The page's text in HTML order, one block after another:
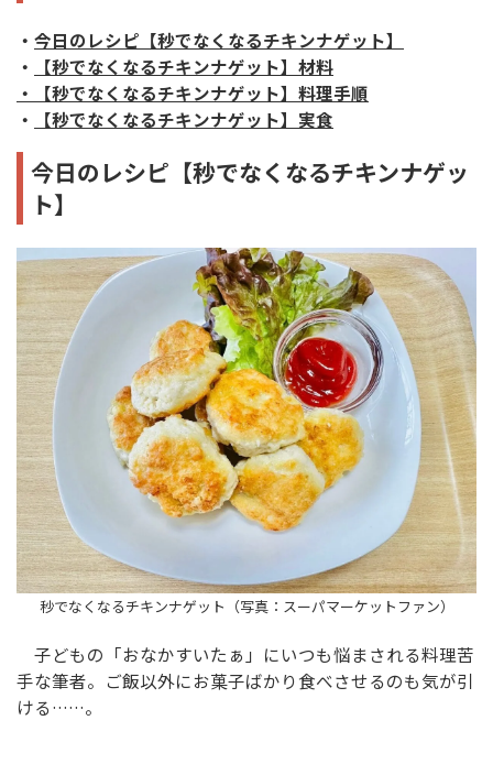
・ 今日のレシピ【秒でなくなるチキンナゲット】
・
【秒でなくなるチキンナゲット】材料
・【秒でなくなるチキンナゲット】料理手順
・
【秒でなくなるチキンナゲット】実食
今日のレシピ【秒でなくなるチキンナゲッ
ト】
秒でなくなるチキンナゲット（写真：スーパマーケットファン）
子どもの「おなかすいたぁ」にいつも悩まされる料理苦
手な筆者。ご飯以外にお菓子ばかり食べさせるのも気が引
ける……。